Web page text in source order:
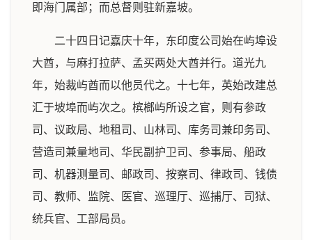
即海门属部；而总督则驻新嘉坡。
二十四日记嘉庆十年，东印度公司始在屿埠设
大酋，与麻打拉萨、孟买两处大酋并行。道光九
年，始裁屿酋而以他员代之。十七年，英始改建总
汇于坡埠而屿次之。槟榔屿所设之官，则有参政
司、议政局、地租司、山林司、库务司兼印务司、
营造司兼量地司、华民副护卫司、参事局、船政
司、机器测量司、邮政司、按察司、律政司、钱债
司、教师、监院、医官、巡理厅、巡捕厅、司狱、
统兵官、工部局员。